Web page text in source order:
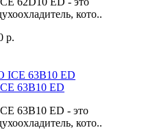
кото..
р.
63B10 ED
63B10 ED - это
кото..